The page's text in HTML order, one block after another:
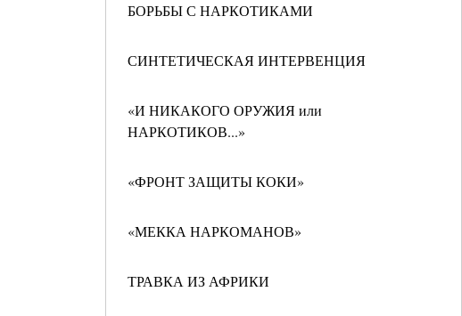
БОРЬБЫ С НАРКОТИКАМИ
СИНТЕТИЧЕСКАЯ ИНТЕРВЕНЦИЯ
«И НИКАКОГО ОРУЖИЯ или
НАРКОТИКОВ...»
«ФРОНТ ЗАЩИТЫ КОКИ»
«МЕККА НАРКОМАНОВ»
ТРАВКА ИЗ АФРИКИ